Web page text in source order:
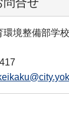
境整備部学